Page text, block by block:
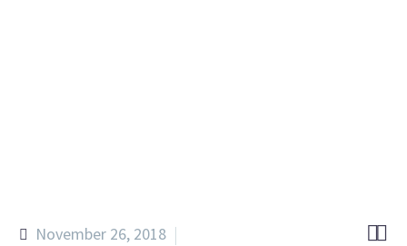

November 26, 2018